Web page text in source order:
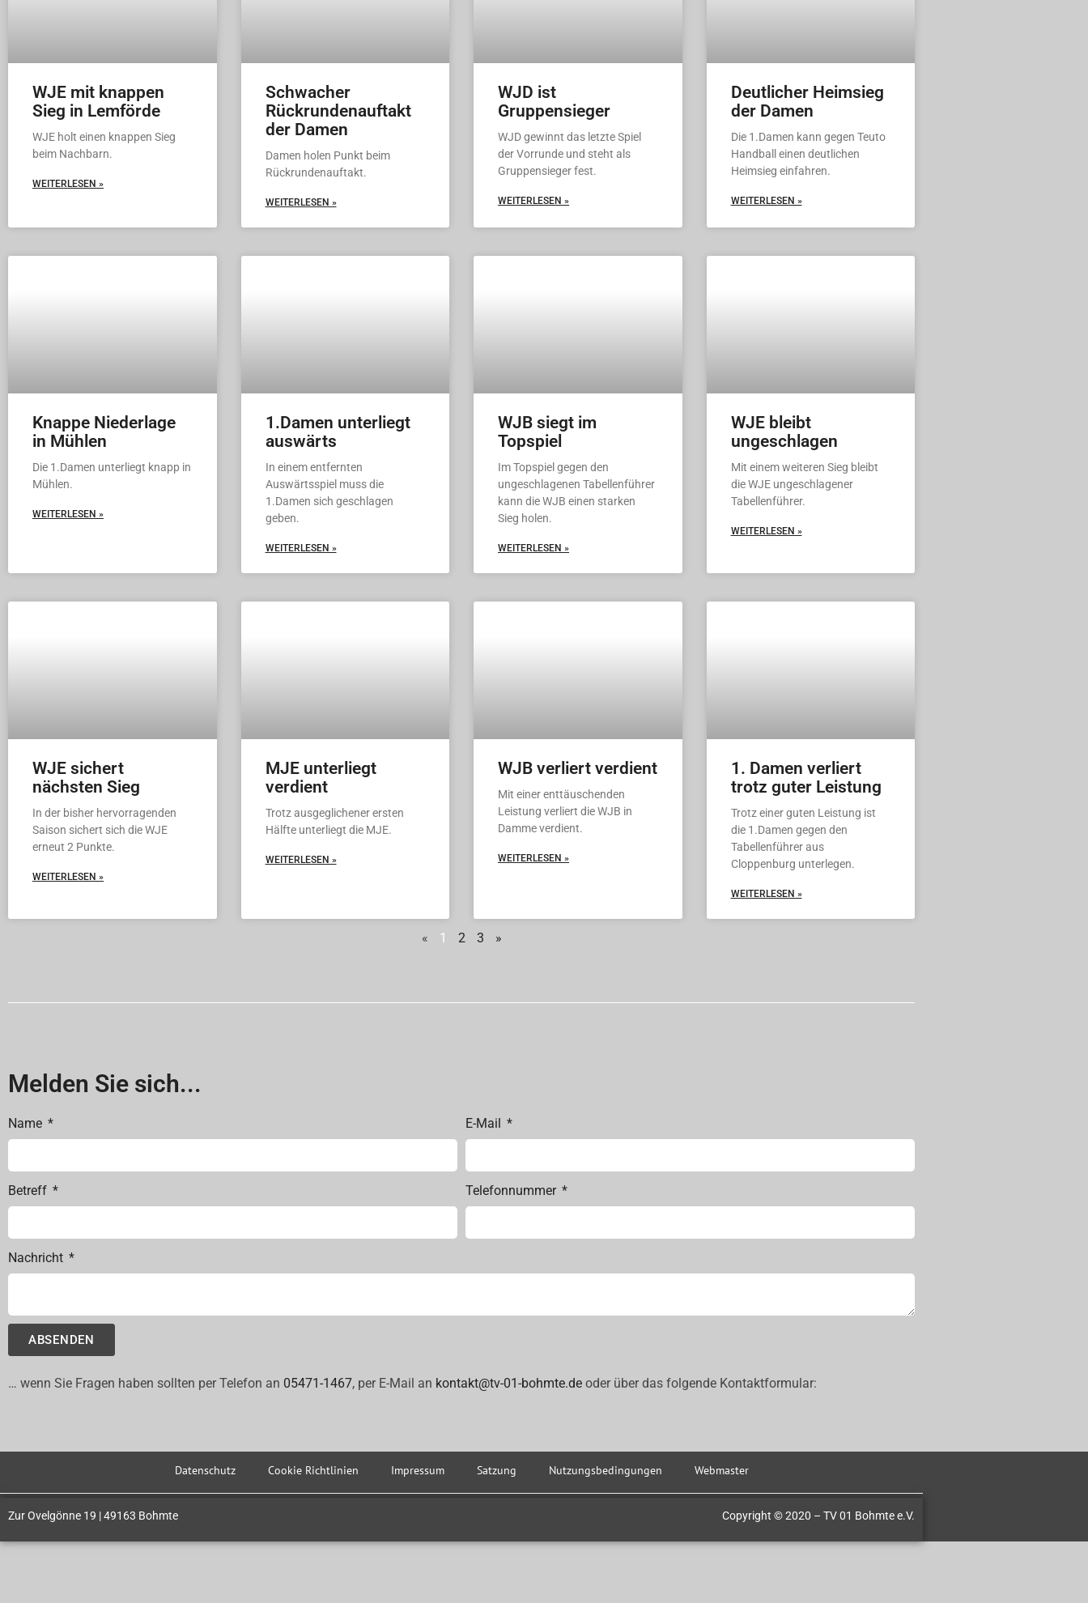
WJE mit knappen
Sieg in Lemförde
WJE holt einen knappen Sieg
beim Nachbarn.
WEITERLESEN »
Schwacher
Rückrundenauftakt
der Damen
Damen holen Punkt beim
Rückrundenauftakt.
WEITERLESEN »
WJD ist
Gruppensieger
WJD gewinnt das letzte Spiel
der Vorrunde und steht als
Gruppensieger fest.
WEITERLESEN »
Deutlicher Heimsieg
der Damen
Die 1.Damen kann gegen Teuto
Handball einen deutlichen
Heimsieg einfahren.
WEITERLESEN »
Knappe Niederlage
in Mühlen
Die 1.Damen unterliegt knapp in
Mühlen.
WEITERLESEN »
1.Damen unterliegt
auswärts
In einem entfernten
Auswärtsspiel muss die
1.Damen sich geschlagen
geben.
WEITERLESEN »
WJB siegt im
Topspiel
Im Topspiel gegen den
ungeschlagenen Tabellenführer
kann die WJB einen starken
Sieg holen.
WEITERLESEN »
WJE bleibt
ungeschlagen
Mit einem weiteren Sieg bleibt
die WJE ungeschlagener
Tabellenführer.
WEITERLESEN »
WJE sichert
nächsten Sieg
In der bisher hervorragenden
Saison sichert sich die WJE
erneut 2 Punkte.
WEITERLESEN »
MJE unterliegt
verdient
Trotz ausgeglichener ersten
Hälfte unterliegt die MJE.
WEITERLESEN »
WJB verliert verdient
Mit einer enttäuschenden
Leistung verliert die WJB in
Damme verdient.
WEITERLESEN »
1. Damen verliert
trotz guter Leistung
Trotz einer guten Leistung ist
die 1.Damen gegen den
Tabellenführer aus
Cloppenburg unterlegen.
WEITERLESEN »
« 1 2 3 »
Melden Sie sich...
Name E-Mail
Betreff Telefonnummer
Nachricht
ABSENDEN
… wenn Sie Fragen haben sollten per Telefon an 05471-1467, per E-Mail an kontakt@tv-01-bohmte.de oder über das folgende Kontaktformular:
Datenschutz Cookie Richtlinien Impressum Satzung Nutzungsbedingungen Webmaster
Zur Ovelgönne 19 | 49163 Bohmte Copyright © 2020 – TV 01 Bohmte e.V.